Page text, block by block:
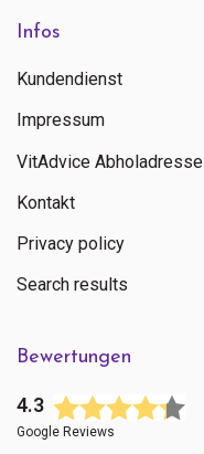
Infos
Kundendienst
Impressum
VitAdvice Abholadresse
Kontakt
Privacy policy
Search results
Bewertungen
4.3
Google Reviews